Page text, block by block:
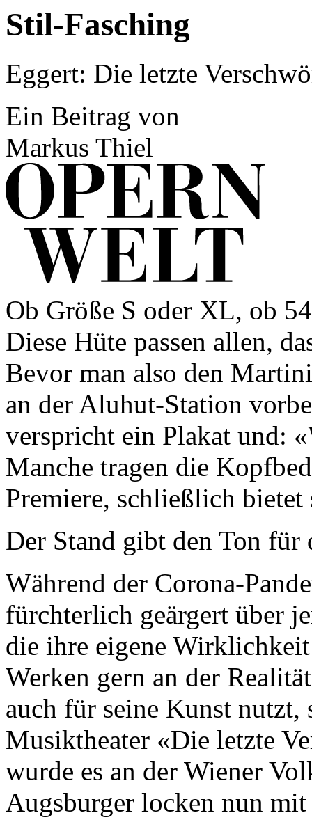
Stil-Fasching
Eggert: Die letzte
Ein Beitrag von
Markus Thiel
Ob Größe S oder XL, ob
Diese Hüte passen allen,
Bevor man also den
an der Aluhut-Station
verspricht ein Plakat und:
Manche tragen die
Premiere, schließlich
Der Stand gibt den Ton für
Während der Corona-
fürchterlich geärgert über
die ihre eigene
Werken gern an der
auch für seine Kunst nutzt,
Musiktheater «Die letzte
wurde es an der Wiener
Augsburger locken nun